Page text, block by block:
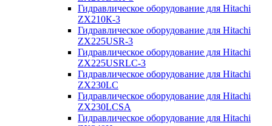
Гидравлическое оборудование для Hitachi
ZX210К-3
Гидравлическое оборудование для Hitachi
ZX225USR-3
Гидравлическое оборудование для Hitachi
ZX225USRLC-3
Гидравлическое оборудование для Hitachi
ZX230LC
Гидравлическое оборудование для Hitachi
ZX230LCSA
Гидравлическое оборудование для Hitachi